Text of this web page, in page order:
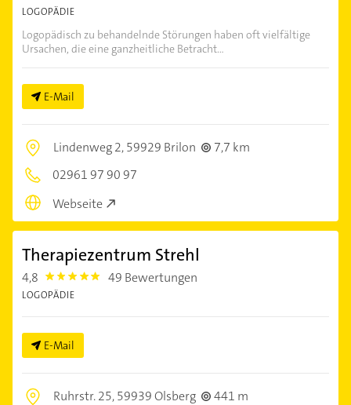
LOGOPÄDIE
Logopädisch zu behandelnde Störungen haben oft vielfältige
Ursachen, die eine ganzheitliche Betracht...
E-Mail
Lindenweg 2,59929 Brilon
7,7 km
02961 97 90 97
Webseite
Therapiezentrum Strehl
4,8 4.8 49 Bewertungen
LOGOPÄDIE
E-Mail
Ruhrstr. 25,59939 Olsberg
441 m